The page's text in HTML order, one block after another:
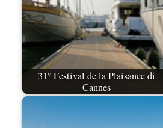
31° Festival de la Plaisance di
Cannes